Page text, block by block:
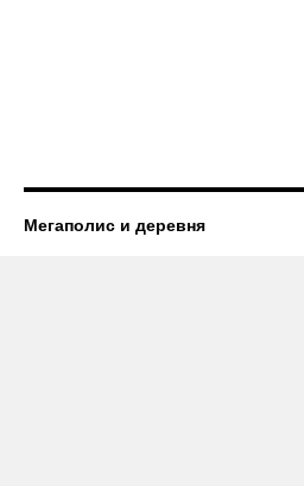
Мегаполис и деревня